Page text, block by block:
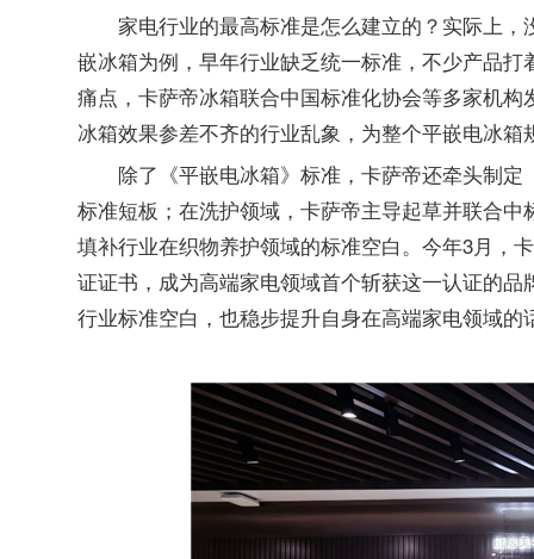
家电行业的最高标准是怎么建立的？ 实际上，
嵌冰箱为例，早年行业缺乏统一标准，不少产品
痛点，卡萨帝冰箱联合中国标准化协会等多家机
冰箱效果参差不齐的行业乱象，为整个平嵌电冰
除了《平嵌电冰箱》标准，卡萨帝还牵头制
标准短板；在洗护领域，卡萨帝主导起草并联合
填补行业在织物养护领域的标准空白。今年3月，
证证书，成为高端家电领域首个斩获这一认证的
行业标准空白，也稳步提升自身在高端家电领域的